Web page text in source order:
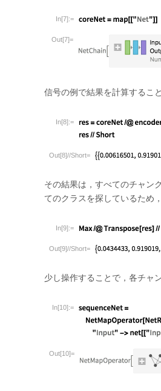
In[7]:=
Out[7]=
信号の例で結果を計算するこ
In[8]:=
Out[8]//Short=
その結果は，すべてのチャン
てのクラスを探しているため
In[9]:=
Out[9]//Short=
少し操作することで，各チャ
In[10]:=
Out[10]=